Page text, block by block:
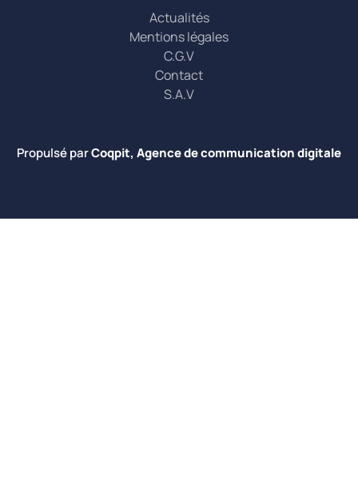
Actualités
Mentions légales
C.G.V
Contact
S.A.V
Propulsé parCoqpit, Agence de communication digitale